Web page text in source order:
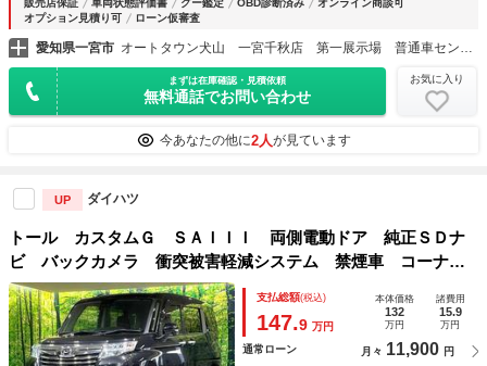
販売店保証 車両状態評価書 グー鑑定 OBD診断済み
オンライン商談可
オプション見積り可
ローン仮審査
愛知県一宮市 オートタウン犬山 一宮千秋店 第一展示場 普通車センター
まずは在庫確認・見積依頼
無料通話でお問い合わせ
お気に入り
今あなたの他に2人が見ています
UP ダイハツ
トール カスタムＧ ＳＡＩＩＩ 両側電動ドア 純正ＳＤナ
ビ バックカメラ 衝突被害軽減システム 禁煙車 コーナー
センサー スマートキー ＬＥＤヘッド クルコン 純正１４
インチアルミ オートハイビーム オートライト オートエア
コン
支払総額(税込)
147.9 万円
本体価格
132
万円
諸費用
15.9
万円
通常ローン 月々 11,900 円